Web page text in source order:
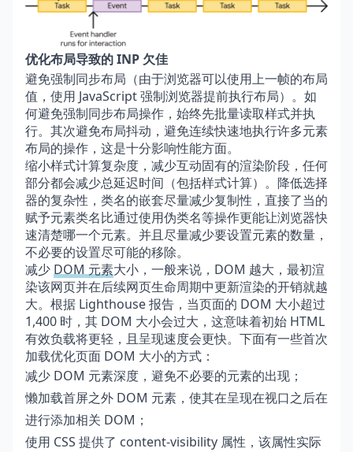
优化布局导致的 INP 欠佳
避免强制同步布局（由于浏览器可以使用上一帧的布局
值，使用 JavaScript 强制浏览器提前执行布局）。如
何避免强制同步布局操作，始终先批量读取样式并执
行。其次避免布局抖动，避免连续快速地执行许多元素
布局的操作，这是十分影响性能方面。
缩小样式计算复杂度，减少互动固有的渲染阶段，任何
部分都会减少总延迟时间（包括样式计算）。降低选择
器的复杂性，类名的嵌套尽量减少复制性，直接了当的
赋予元素类名比通过使用伪类名等操作更能让浏览器快
速清楚哪一个元素。并且尽量减少要设置元素的数量，
不必要的设置尽可能的移除。
减少 DOM 元素大小，一般来说，DOM 越大，最初渲
染该网页并在后续网页生命周期中更新渲染的开销就越
大。根据 Lighthouse 报告，当页面的 DOM 大小超过
1,400 时，其 DOM 大小会过大，这意味着初始 HTML
有效负载将更轻，且呈现速度会更快。下面有一些首次
加载优化页面 DOM 大小的方式：
减少 DOM 元素深度，避免不必要的元素的出现；
懒加载首屏之外 DOM 元素，使其在呈现在视口之后在
进行添加相关 DOM；
使用 CSS 提供了 content-visibility 属性，该属性实际